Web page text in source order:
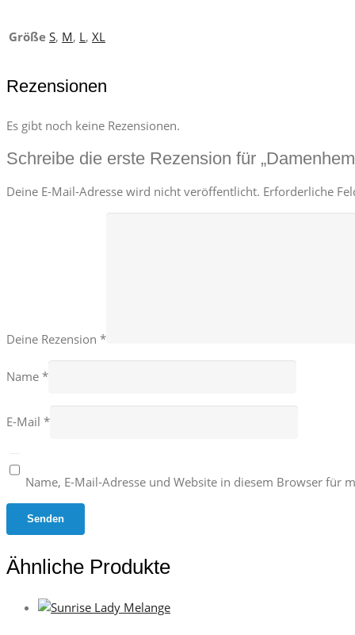
Größe S, M, L, XL
Rezensionen
Es gibt noch keine Rezensionen.
Schreibe die erste Rezension für
Deine E-Mail-Adresse wird nicht veröffentlicht. Erforderliche
Deine Rezension *
Name *
E-Mail *
Name, E-Mail-Adresse und Website in diesem Browser für
Ähnliche Produkte